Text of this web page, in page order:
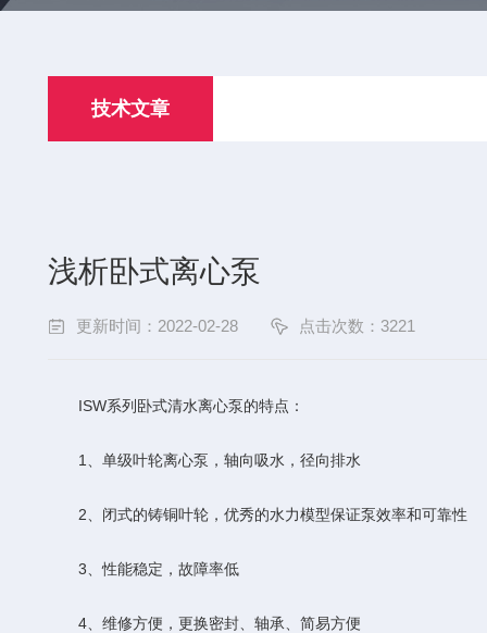
技术文章
浅析卧式离心泵
更新时间：2022-02-28 点击次数：3221
ISW系列卧式清水离心泵的特点：
1、单级叶轮离心泵，轴向吸水，径向排水
2、闭式的铸铜叶轮，优秀的水力模型保证泵效率和可靠性
3、性能稳定，故障率低
4、维修方便，更换密封、轴承、简易方便